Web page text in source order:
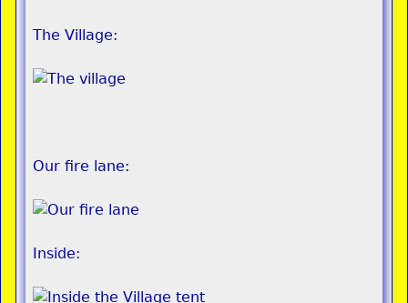
The Village:
Our fire lane:
Inside: